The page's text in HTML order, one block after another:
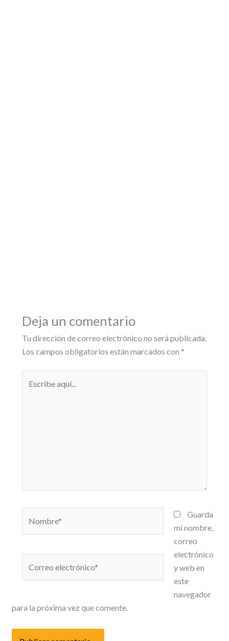
Deja un comentario
Tu dirección de correo electrónico no será publicada.
Los campos obligatorios están marcados con *
aquí...
electrónico*
Guarda
mi nombre,
correo
electrónico
y web en
este
navegador
para la próxima vez que comente.